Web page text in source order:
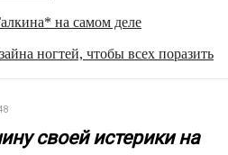
на самом деле
ногтей, чтобы всех поразить
своей истерики на